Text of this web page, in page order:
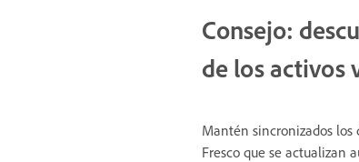
Consejo:
de los activos
Mantén sincronizados los
Fresco que se actualizan